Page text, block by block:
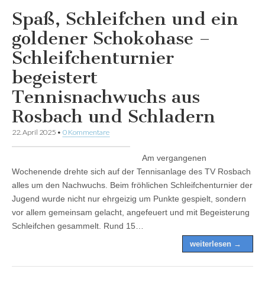
Spaß, Schleifchen und ein
goldener Schokohase –
Schleifchenturnier
begeistert
Tennisnachwuchs aus
Rosbach und Schladern
22. April 2025 • 0 Kommentare
Am vergangenen
Wochenende drehte sich auf der Tennisanlage des TV Rosbach
alles um den Nachwuchs. Beim fröhlichen Schleifchenturnier der
Jugend wurde nicht nur ehrgeizig um Punkte gespielt, sondern
vor allem gemeinsam gelacht, angefeuert und mit Begeisterung
Schleifchen gesammelt. Rund 15…
weiterlesen →